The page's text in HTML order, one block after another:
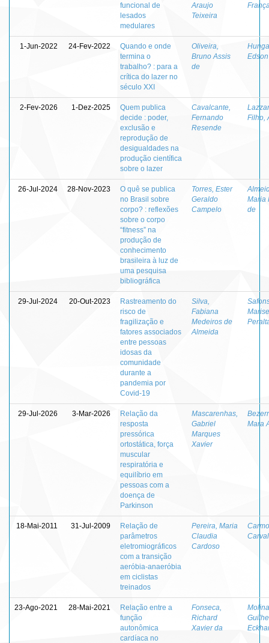
funcional de
lesados
medulares
Araujo
Teixeira
1-Jun-2022 24-Fev-2022
Quando e onde
termina o
trabalho? : para a
crítica do lazer no
século XXI
Oliveira,
Bruno Assis
de
2-Fev-2026 1-Dez-2025
Quem publica
decide : poder,
exclusão e
reprodução de
desigualdades na
produção científica
sobre o lazer
Cavalcante,
Fernando
Resende
Filho,
26-Jul-2024 28-Nov-2023
O quê se publica
no Brasil sobre
corpo? : reflexões
sobre o corpo
“fitness” na
produção de
conhecimento
brasileira à luz de
uma pesquisa
bibliográfica
Torres, Ester
Geraldo
Campelo
Maria
de
29-Jul-2024 20-Out-2023
Rastreamento do
risco de
fragilização e
fatores associados
entre pessoas
idosas da
comunidade
durante a
pandemia por
Covid-19
Silva,
Fabiana
Medeiros de
Almeida
29-Jul-2026 3-Mar-2026
Relação da
resposta
pressórica
ortostática, força
muscular
respiratória e
equilíbrio em
pessoas com a
doença de
Parkinson
Mascarenhas,
Gabriel
Marques
Xavier
Mara
18-Mai-2011 31-Jul-2009
Relação de
parâmetros
eletromiográficos
com a transição
aeróbia-anaeróbia
em ciclistas
treinados
Pereira, Maria
Claudia
Cardoso
23-Ago-2021 28-Mai-2021
Relação entre a
função
autonômica
cardíaca no
Fonseca,
Richard
Xavier da